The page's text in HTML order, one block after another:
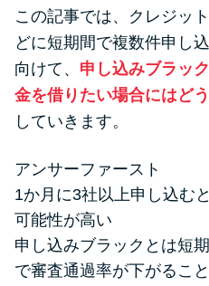
リボ払い
損！
得した話
ードロー
この記事では、クレジッ
どに短期間で複数件申し
向けて、 申し込みブラッ
金を借りたい場合にはど
していきます。
アンサーファースト
1か月に3社以上申し込む
可能性が高い
申し込みブラックとは短
で審査通過率が下がること